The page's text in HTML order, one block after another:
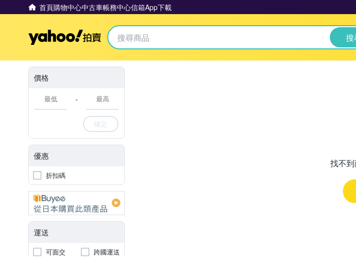
首頁購物中心中古車帳務中心信箱App下載
Yahoo拍賣
價格
-
確定
優惠
折扣碼
運送
可面交 跨國運送
找不